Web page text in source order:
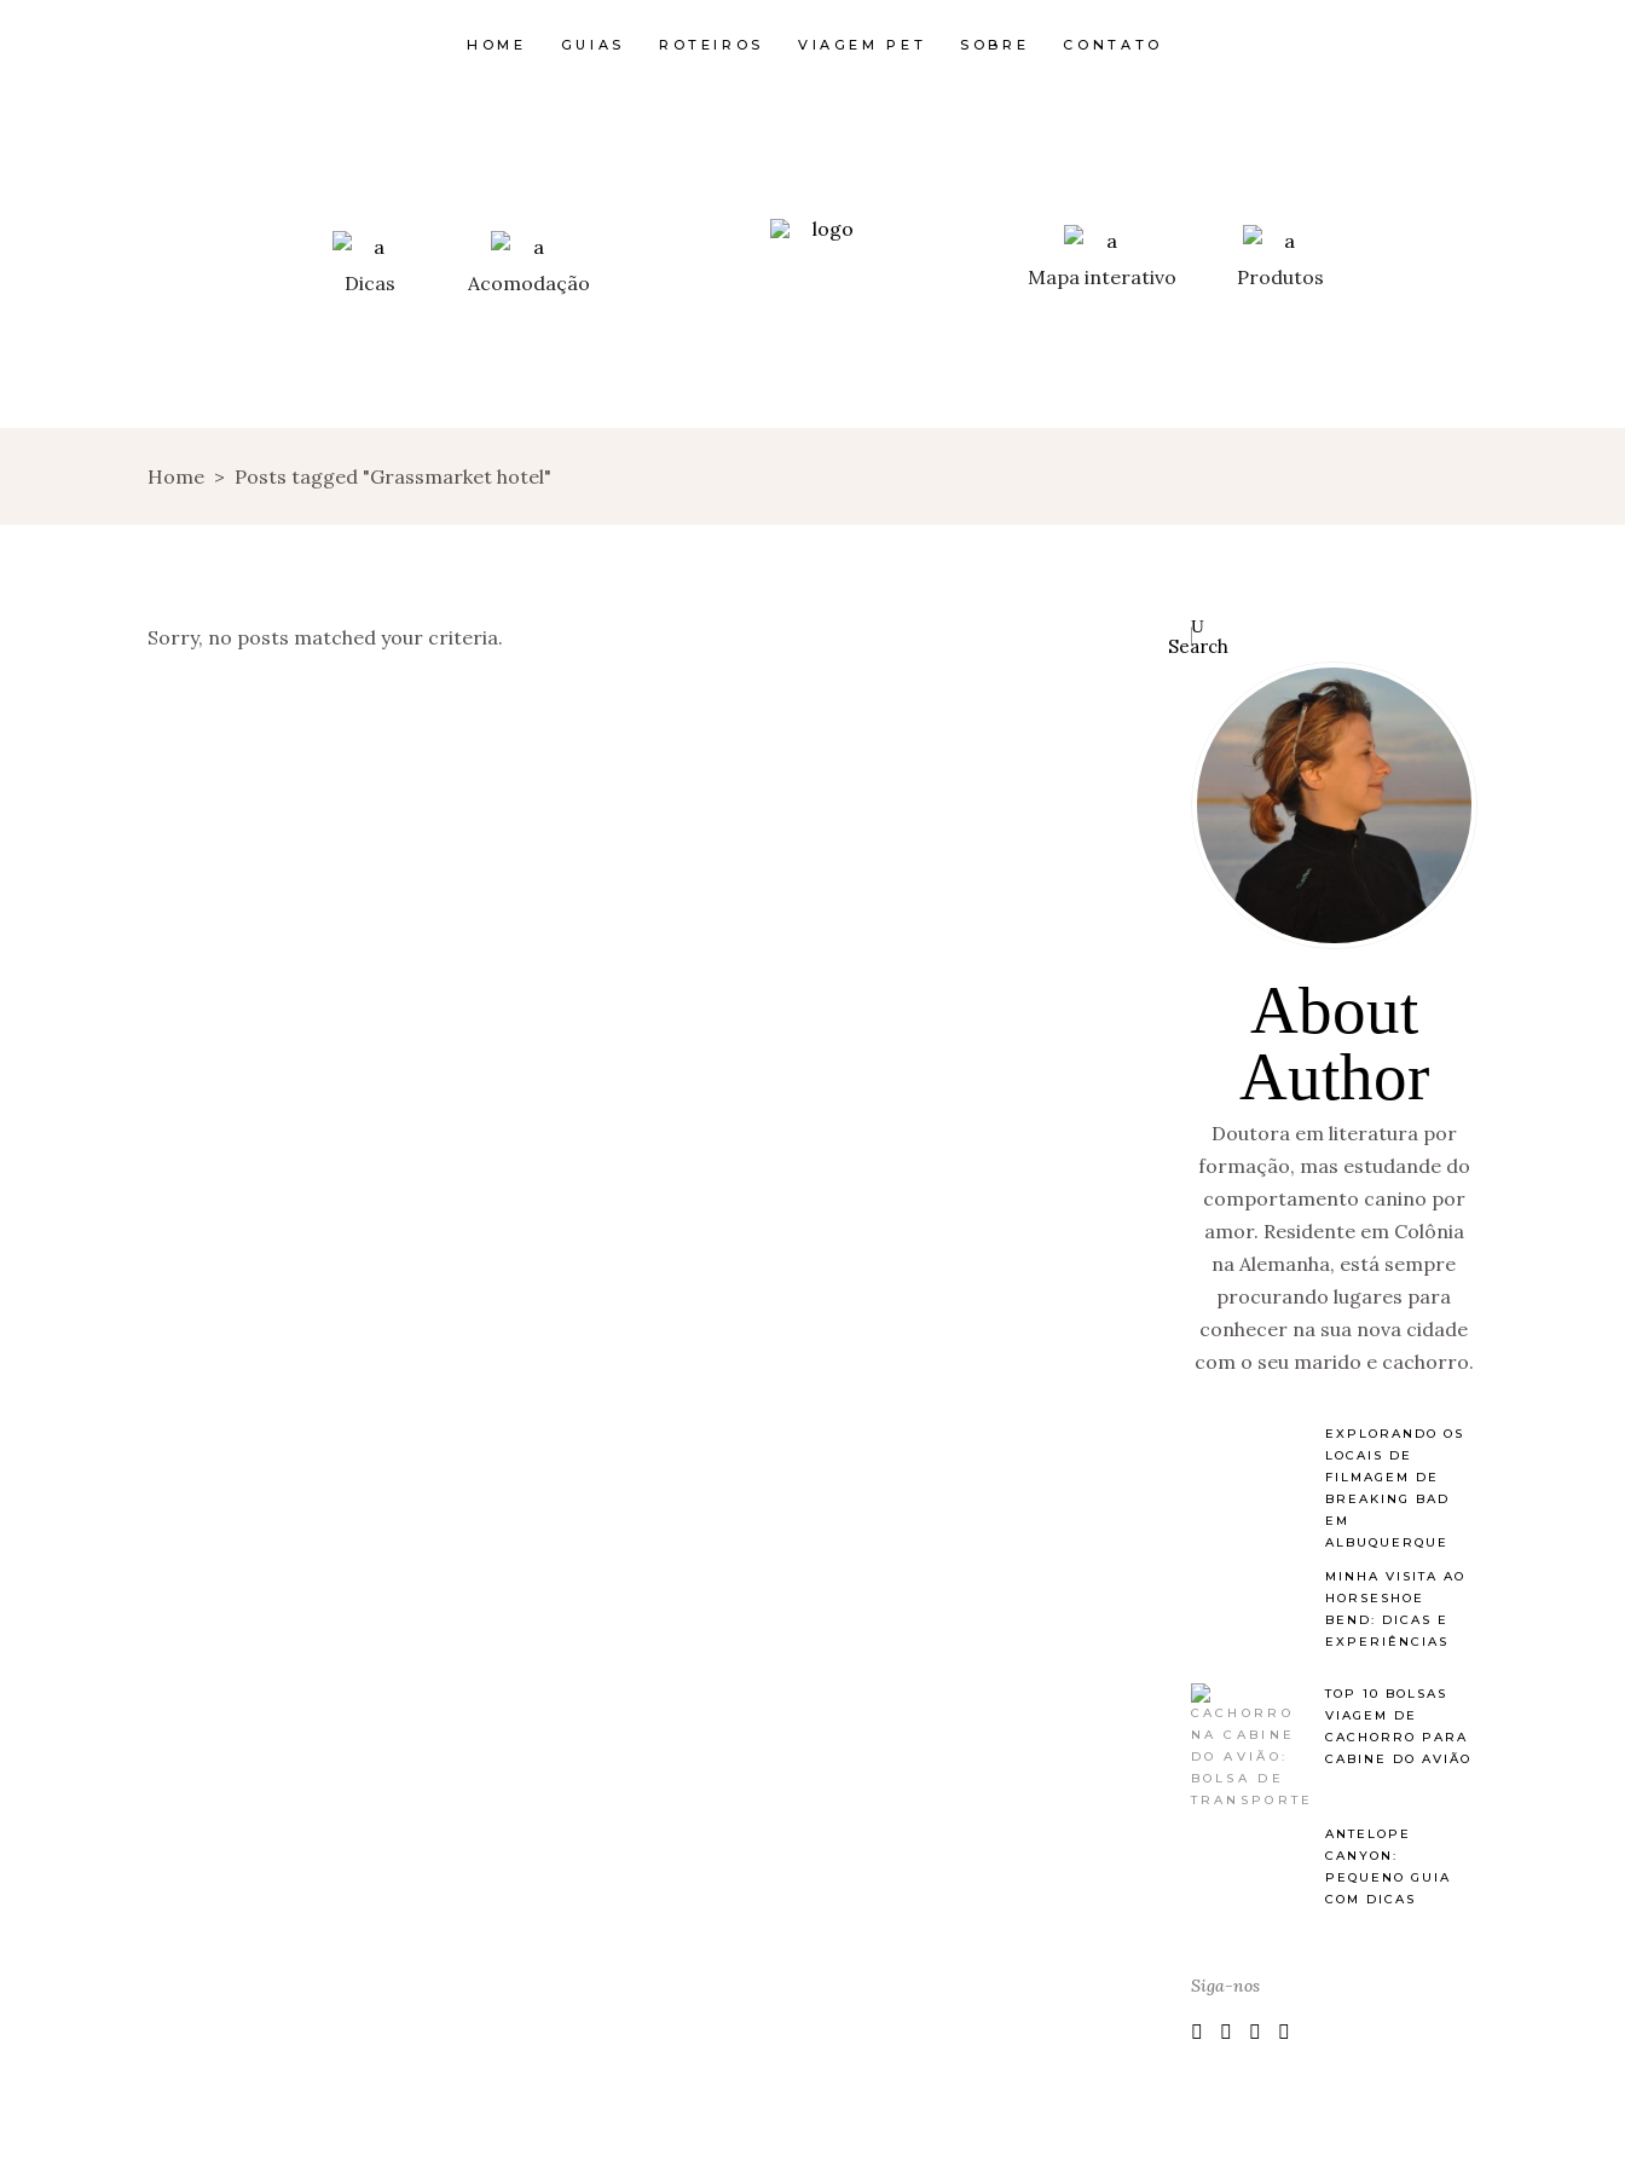
HOME GUIAS ROTEIROS VIAGEM PET SOBRE CONTATO
Dicas Acomodação Mapa interativo Produtos
Home > Posts tagged "Grassmarket hotel"
Sorry, no posts matched your criteria. Search
About
Author
Doutora em literatura por
formação, mas estudande do
comportamento canino por
amor. Residente em Colônia
na Alemanha, está sempre
procurando lugares para
conhecer na sua nova cidade
com o seu marido e cachorro.
EXPLORANDO OS
LOCAIS DE
FILMAGEM DE
BREAKING BAD
EM
ALBUQUERQUE
MINHA VISITA AO
HORSESHOE
BEND: DICAS E
EXPERIÊNCIAS
TOP 10 BOLSAS
VIAGEM DE
CACHORRO PARA
CABINE DO AVIÃO
ANTELOPE
CANYON:
PEQUENO GUIA
COM DICAS
Siga-nos